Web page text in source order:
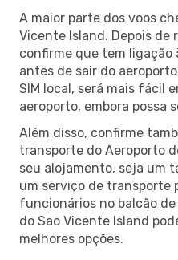
A maior parte dos voos
Vicente Island. Depois de
confirme que tem
antes de sair do
SIM local, será mais fácil
aeroporto, embora possa
Além disso, confirme
transporte do Aeroporto
seu alojamento, seja um
um serviço de transporte
funcionários no balcão
do Sao Vicente Island
melhores opções.